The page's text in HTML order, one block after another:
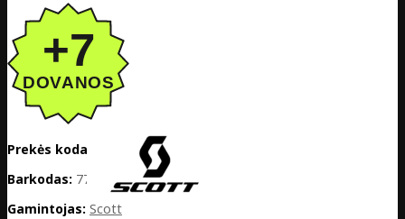
Prekės kodas:
EE02-296318-043
Barkodas: 7770001054113
Gamintojas: Scott